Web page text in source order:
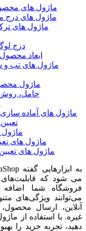
ماژول های
ماژول های درج
ماژول های
درج
ابعاد
ماژول های تب
ماژول
حامل، روش
ماژول های آماده
ماژول
ماژول های
ماژول های
می شود که
فروشگاه شما
می‌توانند ویژگی‌های
آنلاین، ارسال
غیره. با استفاده از
دهید، تجربه خرید را